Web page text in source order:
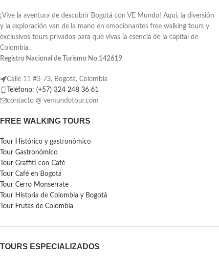
¡Vive la aventura de descubrir Bogotá con VE Mundo! Aquí, la diversión
y la exploración van de la mano en emocionantes free walking tours y
exclusivos tours privados para que vivas la esencia de la capital de
Colombia.
Registro Nacional de Turismo No.142619
Calle 11 #3-73, Bogotá, Colombia
Teléfono: (+57) 324 248 36 61
contacto @ vemundotour.com
FREE WALKING TOURS
Tour Histórico y gastronómico
Tour Gastronómico
Tour Graffiti con Café
Tour Café en Bogotá
Tour Cerro Monserrate
Tour Historia de Colombia y Bogotá
Tour Frutas de Colombia
TOURS ESPECIALIZADOS